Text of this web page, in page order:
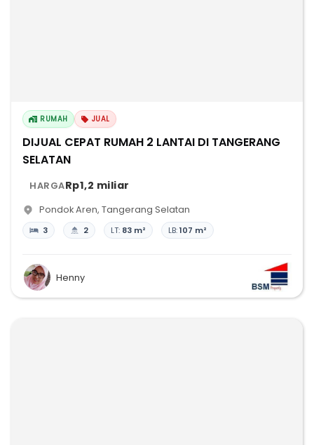
RUMAH JUAL
DIJUAL CEPAT RUMAH 2 LANTAI DI TANGERANG
SELATAN
HARGARp1,2 miliar
Pondok Aren, Tangerang Selatan
3 2 LT: 83 m² LB:107 m²
Henny